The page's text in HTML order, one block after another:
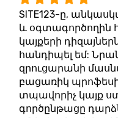
SITE123-ը,
և օգտագործողին
կայքերի
հանդիպել եմ:
զրուցարանի
բացառիկ
տպավորիչ կայք
գործընթացը